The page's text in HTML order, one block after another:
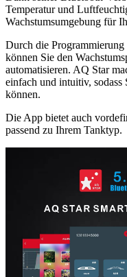
Temperatur und
Wachstumsumgebung für
Durch die
können Sie den
automatisieren. AQ Star
einfach und intuitiv, sodass
können.
Die App bietet auch
passend zu Ihrem Tanktyp.